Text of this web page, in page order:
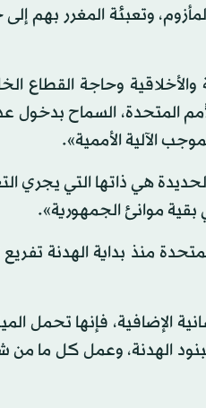
وتعبئة المغرر بهم
وحاجة القطاع
المتحدة، السماح بدخول
الآلية الأممية».
هي ذاتها التي يجري
الإضافية، فإنها تحمل
الهدنة، وعمل كل ما